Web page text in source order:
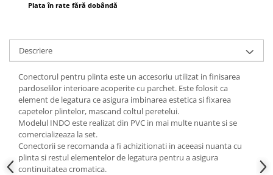
Accesorii unelte
Unelte electrice speciale
Instrumente de masurat si trasat
Rigle si echere
Nivele
Rulete
Markere
Suruburi, cuie, dibluri si alte
elemente de fixare
Dibluri
Plata în rate fără dobândă
Descriere
Conectorul pentru plinta este un accesoriu utilizat in finisarea
pardoselilor interioare acoperite cu parchet. Este folosit ca
element de legatura ce asigura imbinarea estetica si fixarea
capetelor plintelor, mascand coltul peretelui.
Modelul INDO este realizat din PVC in mai multe nuante si se
comercializeaza la set.
Conectorii se recomanda a fi achizitionati in aceeasi nuanta cu
plinta si restul elementelor de legatura pentru a asigura
continuitatea cromatica.